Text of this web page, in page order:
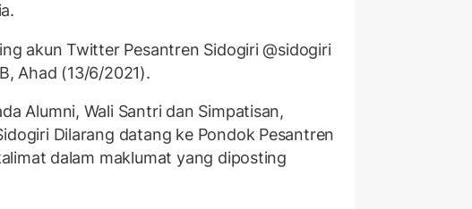
akun Twitter Pesantren Sidogiri @sidogiri
Ahad (13/6/2021).
Alumni, Wali Santri dan Simpatisan,
Dilarang datang ke Pondok Pesantren
dalam maklumat yang diposting